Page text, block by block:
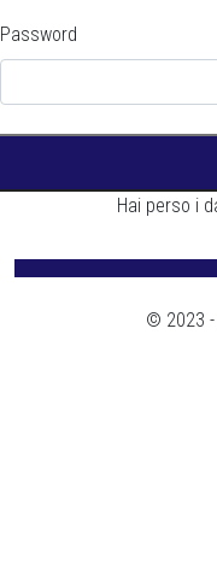
Password
Hai perso i
© 2023 -